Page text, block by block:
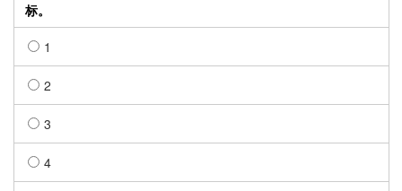
标。
1
2
3
4